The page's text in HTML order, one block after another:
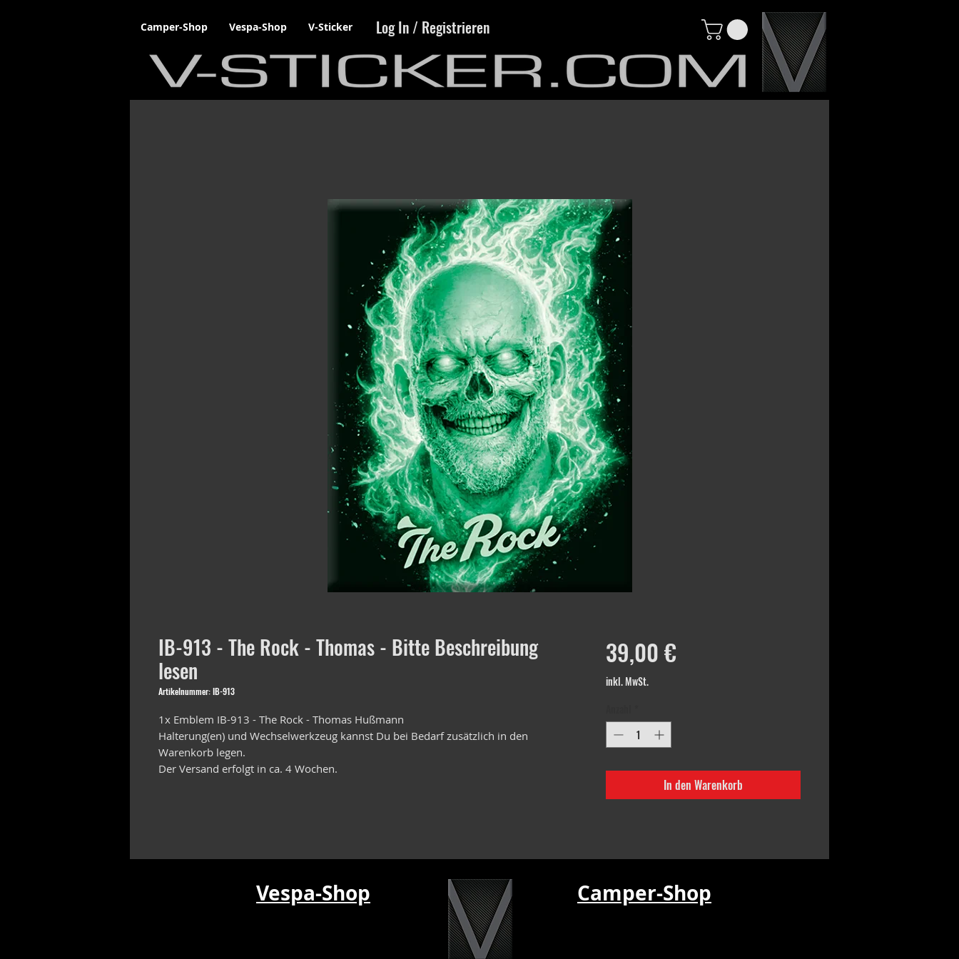
Camper-Shop Vespa-Shop V-Sticker Log In / Registrieren
IB-913 - The Rock - Thomas - Bitte Beschreibung
lesen
Artikelnummer: IB-913
1x Emblem IB-913 - The Rock - Thomas Hußmann
Halterung(en) und Wechselwerkzeug kannst Du bei Bedarf zusätzlich in den
Warenkorb legen.
Der Versand erfolgt in ca. 4 Wochen.
39,00 €Preis
inkl. MwSt.
In den Warenkorb
Vespa-Shop Camper-Shop